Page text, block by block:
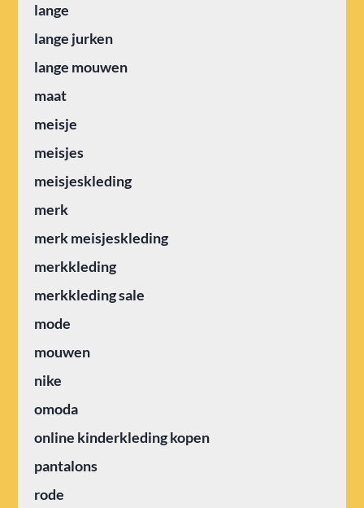
lange
lange jurken
lange mouwen
maat
meisje
meisjes
meisjeskleding
merk
merk meisjeskleding
merkkleding
merkkleding sale
mode
mouwen
nike
omoda
online kinderkleding kopen
pantalons
rode